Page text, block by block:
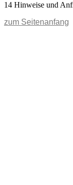
14 Hinweise und
zum Seitenanfang